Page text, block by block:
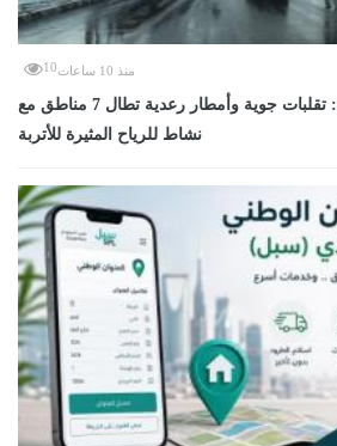
منذ 10 ساعات 10
طقس السعودية اليوم: تقلبات جوية وأمطار رعدية تطال 7 مناطق مع
نشاط للرياح المثيرة للأتربة